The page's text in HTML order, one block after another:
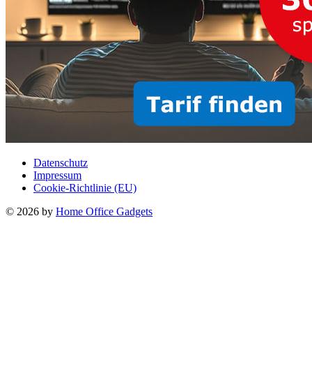
Datenschutz
Impressum
Cookie-Richtlinie (EU)
© 2026 by Home Office Gadgets